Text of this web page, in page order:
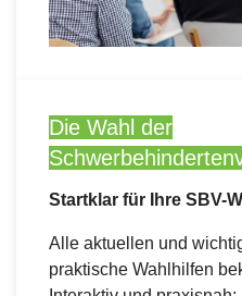
Die Wahl der
Startklar für Ihre SBV-
Alle aktuellen und
praktische Wahlhilfen